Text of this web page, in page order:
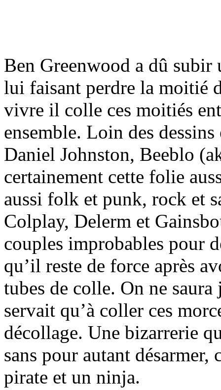
Ben Greenwood a dû
lui faisant perdre la moitié
vivre il colle ces moitiés
ensemble. Loin des
Daniel Johnston, Beeblo
certainement cette folie
aussi folk et punk, rock et
Colplay, Delerm et
couples improbables pour
qu’il reste de force après
tubes de colle. On ne
servait qu’à coller ces
décollage. Une bizarrerie
sans pour autant
pirate et un ninja.